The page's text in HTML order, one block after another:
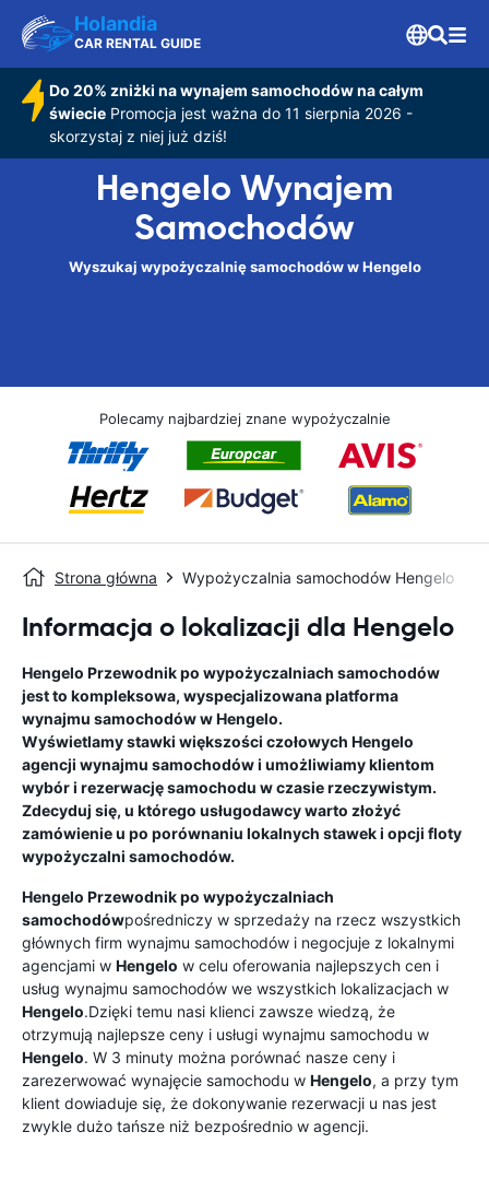
Holandia
CAR RENTAL GUIDE
Do 20% zniżki na wynajem samochodów na całym
świeciePromocja jest ważna do 11 sierpnia 2026 -
skorzystaj z niej już dziś!
Hengelo Wynajem
Samochodów
Wyszukaj wypożyczalnię samochodów w Hengelo
Polecamy najbardziej znane wypożyczalnie
Strona główna Wypożyczalnia samochodów Hengelo
Informacja o lokalizacji dla Hengelo
Hengelo Przewodnik po wypożyczalniach samochodów
jest to kompleksowa, wyspecjalizowana platforma
wynajmu samochodów wHengelo.
Wyświetlamy stawki większości czołowych Hengelo
agencji wynajmu samochodów i umożliwiamy klientom
wybór i rezerwację samochodu w czasie rzeczywistym.
Zdecyduj się, u którego usługodawcy warto złożyć
zamówienie u po porównaniu lokalnych stawek i opcji floty
wypożyczalni samochodów.
Hengelo Przewodnik po wypożyczalniach
samochodówpośredniczy w sprzedaży na rzecz wszystkich
głównych firm wynajmu samochodów i negocjuje z lokalnymi
agencjami w Hengelo w celu oferowania najlepszych cen i
usług wynajmu samochodów we wszystkich lokalizacjach w
Hengelo.Dzięki temu nasi klienci zawsze wiedzą, że
otrzymują najlepsze ceny i usługi wynajmu samochodu w
Hengelo. W 3 minuty można porównać nasze ceny i
zarezerwować wynajęcie samochodu w Hengelo, a przy tym
klient dowiaduje się, że dokonywanie rezerwacji u nas jest
zwykle dużo tańsze niż bezpośrednio w agencji.